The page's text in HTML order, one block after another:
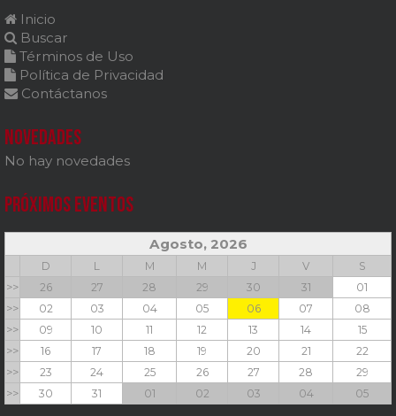
Inicio
Buscar
Términos de Uso
Política de Privacidad
Contáctanos
Novedades
No hay novedades
Próximos Eventos
Agosto, 2026
D L M M J V
S
>>
26 27 28 29 30 31
01
>>
02 03 04 05 06 07
08
>>
09 10 11 12 13 14
15
>>
16 17 18 19 20 21
22
>>
23 24 25 26 27 28
29
>>
30 31 01 02 03 04 05